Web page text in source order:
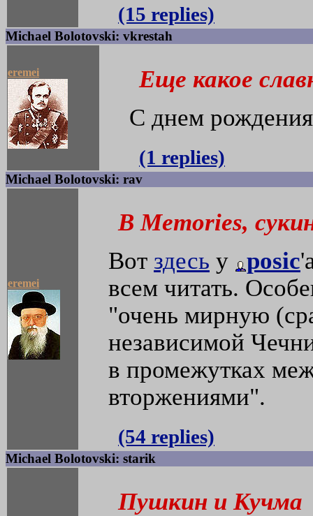
(15 replies)
Michael Bolotovski: vkrestah
eremei
Еще какое
С днем
(1 replies)
Michael Bolotovski: rav
eremei
В Memories,
Вот здесь у posic
всем читать.
"очень мирную
независимой
в промежутках
вторжениями".
(54 replies)
Michael Bolotovski: starik
Пушкин и Кучма